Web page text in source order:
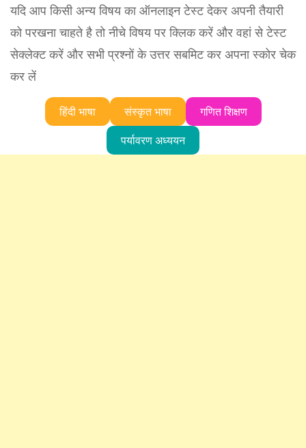
यदि आप किसी अन्य विषय का ऑनलाइन टेस्ट देकर अपनी तैयारी
को परखना चाहते है तो नीचे विषय पर क्लिक करें और वहां से टेस्ट
सेक्लेक्ट करें और सभी प्रश्नों के उत्तर सबमिट कर अपना स्कोर चेक
कर लें
हिंदी भाषा संस्कृत भाषा
गणित शिक्षण
पर्यावरण अध्ययन